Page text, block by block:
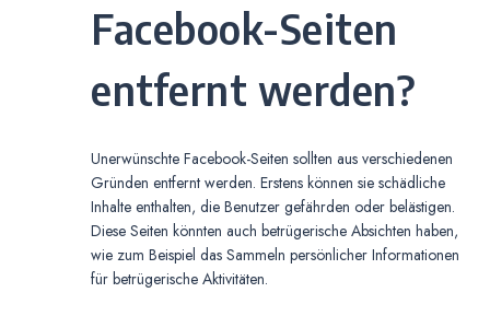
Facebook-Seiten
entfernt werden?
Unerwünschte Facebook-Seiten sollten aus verschiedenen
Gründen entfernt werden. Erstens können sie schädliche
Inhalte enthalten, die Benutzer gefährden oder belästigen.
Diese Seiten könnten auch betrügerische Absichten haben,
wie zum Beispiel das Sammeln persönlicher Informationen
für betrügerische Aktivitäten.